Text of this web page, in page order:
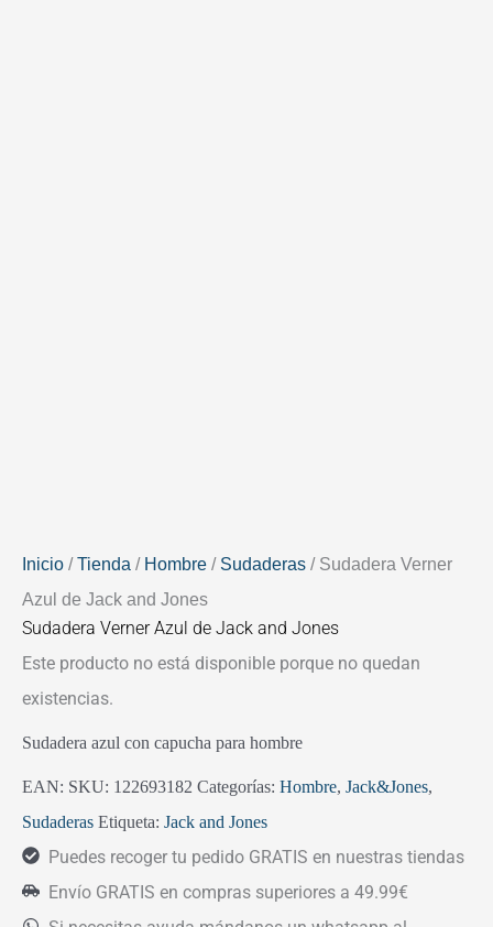
Inicio /Tienda / Hombre / Sudaderas / Sudadera Verner
Azul de Jack and Jones
Sudadera Verner Azul de Jack and Jones
Este producto no está disponible porque no quedan
existencias.
Sudadera azul con capucha para hombre
EAN: SKU: 122693182 Categorías: Hombre, Jack&Jones,
Sudaderas Etiqueta: Jack and Jones
Puedes recoger tu pedido GRATIS en nuestras tiendas
Envío GRATIS en compras superiores a 49.99€